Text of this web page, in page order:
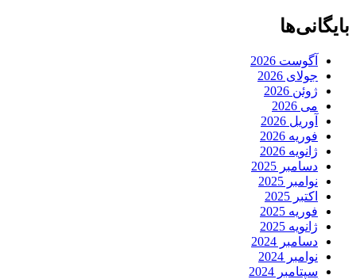
بایگانی‌ها
آگوست 2026
جولای 2026
ژوئن 2026
می 2026
آوریل 2026
فوریه 2026
ژانویه 2026
دسامبر 2025
نوامبر 2025
اکتبر 2025
فوریه 2025
ژانویه 2025
دسامبر 2024
نوامبر 2024
سپتامبر 2024